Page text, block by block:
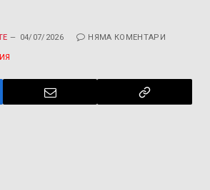
04/07/2026 НЯМА КОМЕНТАРИ